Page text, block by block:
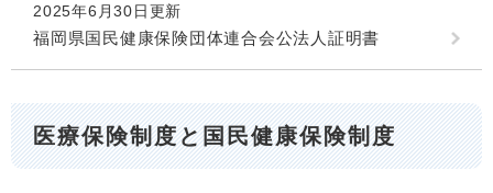
2025年6月30日更新
福岡県国民健康保険団体連合会公法人証明書
医療保険制度と国民健康保険制度